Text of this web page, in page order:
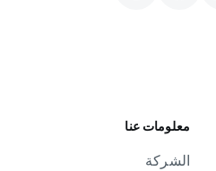
معلومات عنا
الشركة